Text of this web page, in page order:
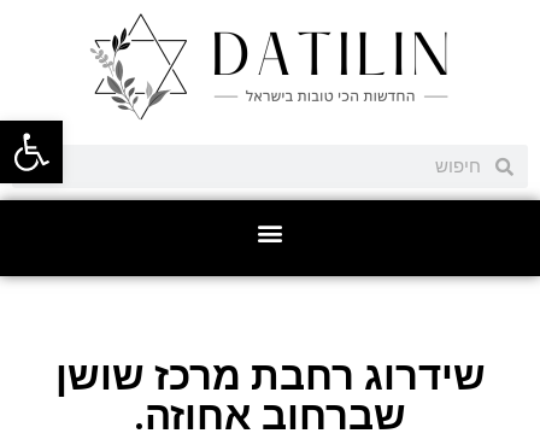
פתח
שידרוג רחבת מרכז שושן
שברחוב אחוזה.